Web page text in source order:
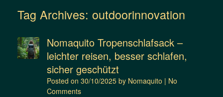
Tag Archives: outdoorinnovation
Nomaquito Tropenschlafsack –
leichter reisen, besser schlafen,
sicher geschützt
Posted on 30/10/2025 by Nomaquito | No
Comments